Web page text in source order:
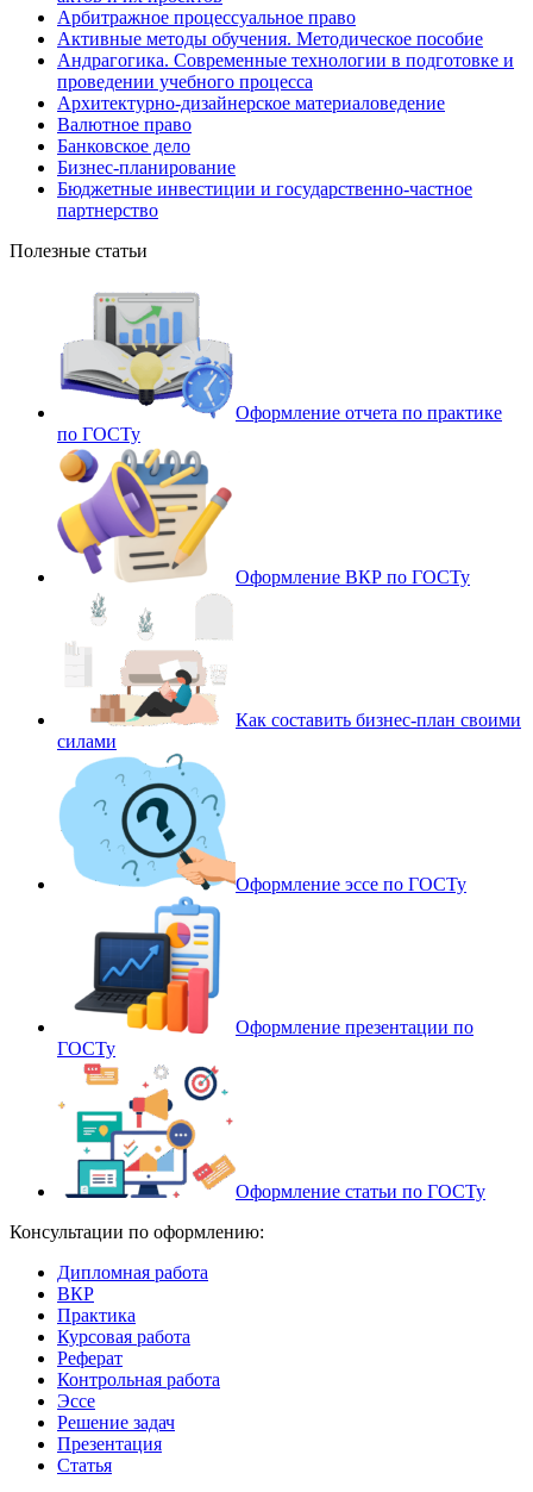
Арбитражное процессуальное право
Активные методы обучения. Методическое пособие
Андрагогика. Современные технологии в подготовке и
проведении учебного процесса
Архитектурно-дизайнерское материаловедение
Валютное право
Банковское дело
Бизнес-планирование
Бюджетные инвестиции и государственно-частное
партнерство
Полезные статьи
Оформление отчета по практике
по ГОСТу
Оформление ВКР по ГОСТу
Как составить бизнес-план своими
силами
Оформление эссе по ГОСТу
Оформление презентации по
ГОСТу
Оформление статьи по ГОСТу
Консультации по оформлению:
Дипломная работа
ВКР
Практика
Курсовая работа
Реферат
Контрольная работа
Эссе
Решение задач
Презентация
Статья